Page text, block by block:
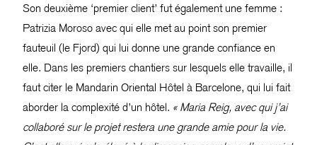
Son deuxième ‘premier client’ fut également une femme :
Patrizia Moroso avec qui elle met au point son premier
fauteuil (le Fjord) qui lui donne une grande confiance en
elle. Dans les premiers chantiers sur lesquels elle travaille, il
faut citer le Mandarin Oriental Hôtel à Barcelone, qui lui fait
aborder la complexité d’un hôtel. « Maria Reig, avec qui j’ai
collaboré sur le projet restera une grande amie pour la vie.